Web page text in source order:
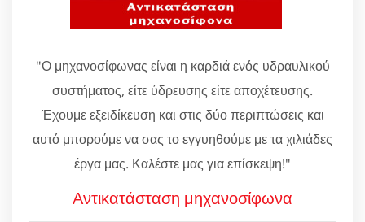
"Ο μηχανοσίφωνας είναι η καρδιά ενός υδραυλικού
συστήματος, είτε ύδρευσης είτε αποχέτευσης.
Έχουμε εξειδίκευση και στις δύο περιπτώσεις και
αυτό μπορούμε να σας το εγγυηθούμε με τα χιλιάδες
έργα μας. Καλέστε μας για επίσκεψη!"
Αντικατάσταση μηχανοσίφωνα